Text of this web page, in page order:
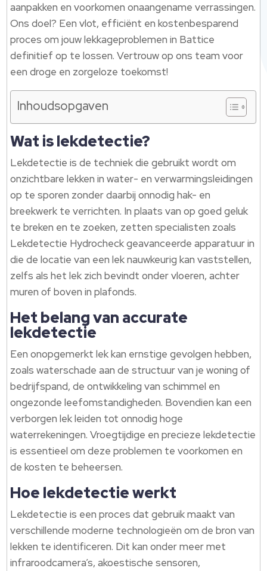
aanpakken en voorkomen onaangename verrassingen.
Ons doel? Een vlot, efficiënt en kostenbesparend
proces om jouw lekkageproblemen in Battice
definitief op te lossen. Vertrouw op ons team voor
een droge en zorgeloze toekomst!
Inhoudsopgaven
Wat is lekdetectie?
Lekdetectie is de techniek die gebruikt wordt om
onzichtbare lekken in water- en verwarmingsleidingen
op te sporen zonder daarbij onnodig hak- en
breekwerk te verrichten. In plaats van op goed geluk
te breken en te zoeken, zetten specialisten zoals
Lekdetectie Hydrocheck geavanceerde apparatuur in
die de locatie van een lek nauwkeurig kan vaststellen,
zelfs als het lek zich bevindt onder vloeren, achter
muren of boven in plafonds.
Het belang van accurate
lekdetectie
Een onopgemerkt lek kan ernstige gevolgen hebben,
zoals waterschade aan de structuur van je woning of
bedrijfspand, de ontwikkeling van schimmel en
ongezonde leefomstandigheden. Bovendien kan een
verborgen lek leiden tot onnodig hoge
waterrekeningen. Vroegtijdige en precieze lekdetectie
is essentieel om deze problemen te voorkomen en
de kosten te beheersen.
Hoe lekdetectie werkt
Lekdetectie is een proces dat gebruik maakt van
verschillende moderne technologieën om de bron van
lekken te identificeren. Dit kan onder meer met
infraroodcamera’s, akoestische sensoren,